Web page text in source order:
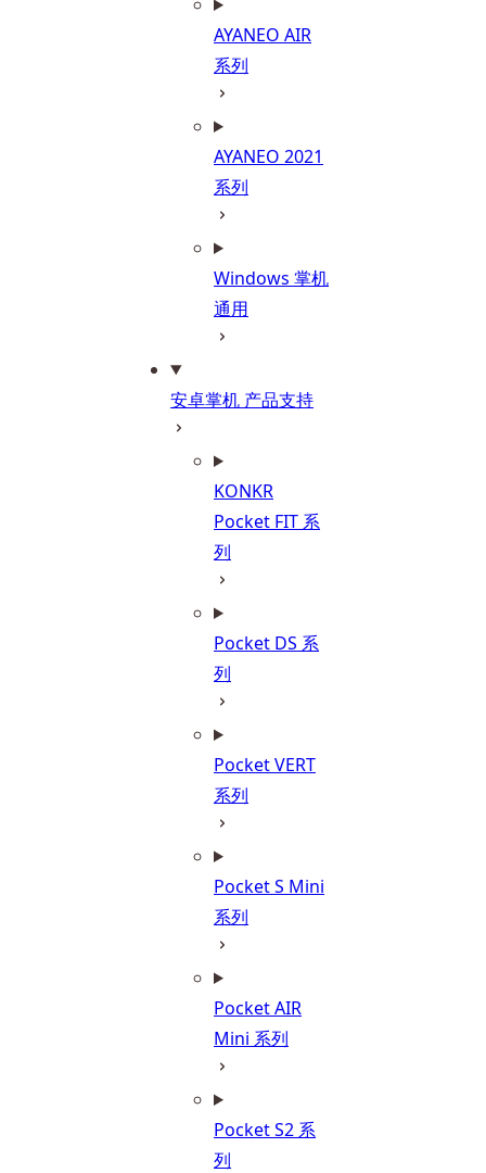
AYANEO AIR
系列
AYANEO 2021
系列
Windows 掌机
通用
安卓掌机 产品支持
KONKR
Pocket FIT 系
列
Pocket DS 系
列
Pocket VERT
系列
Pocket S Mini
系列
Pocket AIR
Mini 系列
Pocket S2 系
列